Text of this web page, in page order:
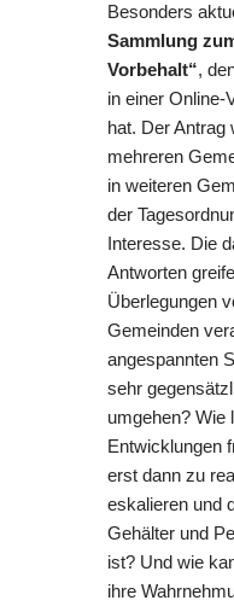
Besonders
Sammlung
Vorbehalt“,
in einer Online-
hat. Der Antrag
mehreren
in weiteren
der
Interesse. Die
Antworten
Überlegungen
Gemeinden
angespannten
sehr
umgehen? Wie
Entwicklungen
erst dann zu
eskalieren und
Gehälter und
ist? Und wie
ihre